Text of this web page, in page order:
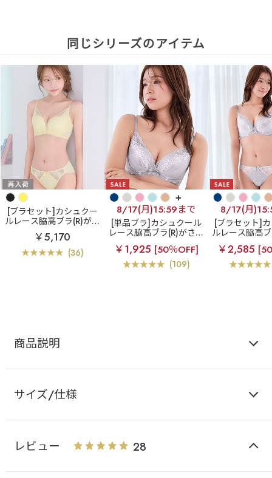
同じシリーズのアイテム
[ブラセット]カシュクー
ルレース脇高ブラ(R)がさ
らに進化！柔らかなつけ
心地の美谷間ブラ
ト カシュクールレース脇
高ブラ(R) ブラジャー&シ
￥5,170
(36)
+
8/17(月)15:59まで
[単品ブラ]カシュクール
レース脇高ブラ(R)がさら
に進化！柔らかなつけ心
地の美谷間ブラ
リフト
カシュクールレース脇高
ブラ(R) 単品ブラジャー
￥1,925 [50％OFF]
(109)
8/17(月
[ブラセット]
ルレース脇高
らに進化！柔
心地の美谷間
ト カシュクー
高ブラ(R) ブ
￥2,585
商品説明
サイズ/仕様
レビュー 28